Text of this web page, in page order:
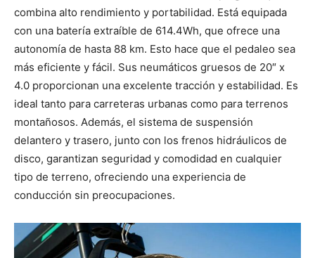
combina alto rendimiento y portabilidad. Está equipada
con una batería extraíble de 614.4Wh, que ofrece una
autonomía de hasta 88 km. Esto hace que el pedaleo sea
más eficiente y fácil. Sus neumáticos gruesos de 20″ x
4.0 proporcionan una excelente tracción y estabilidad. Es
ideal tanto para carreteras urbanas como para terrenos
montañosos. Además, el sistema de suspensión
delantero y trasero, junto con los frenos hidráulicos de
disco, garantizan seguridad y comodidad en cualquier
tipo de terreno, ofreciendo una experiencia de
conducción sin preocupaciones.